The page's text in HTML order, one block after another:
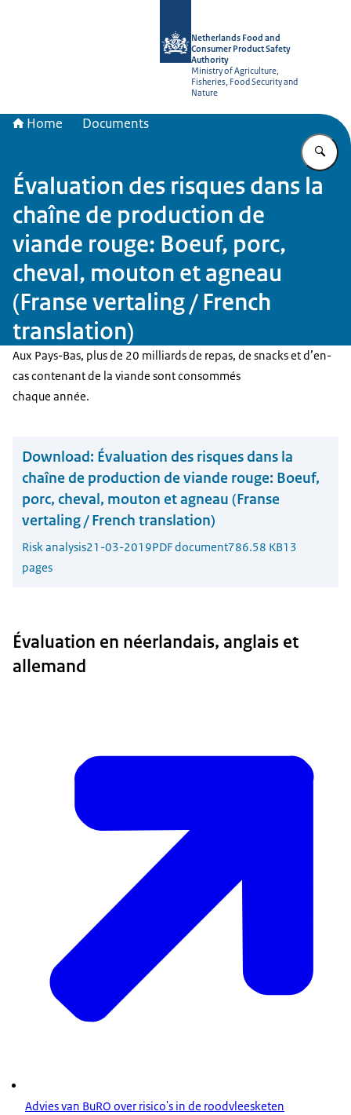
Netherlands Food and
Consumer Product Safety
Authority
Ministry of Agriculture,
Fisheries, Food Security and
Nature
Home Documents
Évaluation des risques dans la
chaîne de production de
viande rouge: Boeuf, porc,
cheval, mouton et agneau
(Franse vertaling / French
translation)
Aux Pays-Bas, plus de 20 milliards de repas, de snacks et d’en-
cas contenant de la viande sont consommés
chaque année.
Download: Évaluation des risques dans la
chaîne de production de viande rouge: Boeuf,
porc, cheval, mouton et agneau (Franse
vertaling / French translation)
Risk analysis21-03-2019PDF document786.58 KB13
pages
Évaluation en néerlandais, anglais et
allemand
Advies van BuRO over risico's in de roodvleesketen